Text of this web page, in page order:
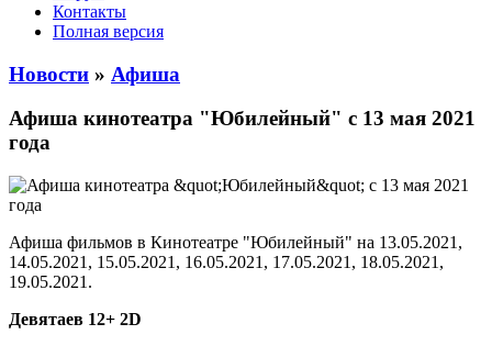
Контакты
Полная версия
Новости » Афиша
Афиша кинотеатра "Юбилейный" c 13 мая 2021
года
Афиша фильмов в Кинотеатре "Юбилейный" на 13.05.2021,
14.05.2021, 15.05.2021, 16.05.2021, 17.05.2021, 18.05.2021,
19.05.2021.
Девятаев 12+ 2D